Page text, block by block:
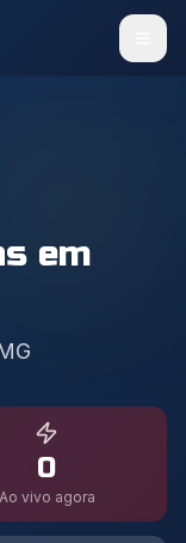
em
0
Ao vivo agora